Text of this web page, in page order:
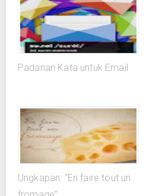
Padanan Kata untuk Email
Ungkapan: “En faire tout un